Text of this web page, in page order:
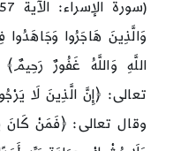
وَالَّذِينَ هَاجَرُوا
وقال تعالى: ﴿فَمَنْ كَانَ